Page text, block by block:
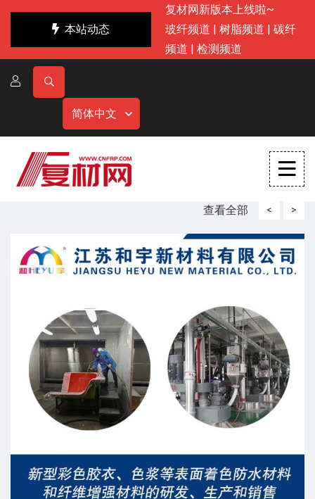
本站动态
复材网新版本上线啦~
玻纤频道 | 树脂频道 | 碳纤
频道 | 检测频道
简体中文
查看全部 < >